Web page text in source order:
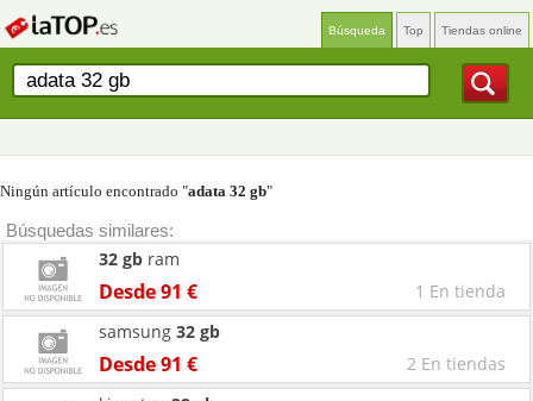
Búsqueda Top Tiendas online
Ningún artículo encontrado "adata 32 gb"
Búsquedas similares:
Desde 91 € 1 En tienda
32 gb ram
Desde 91 € 2 En tiendas
samsung 32 gb